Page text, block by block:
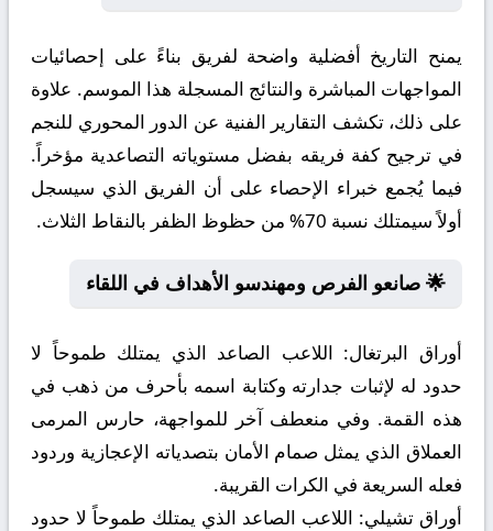
يمنح التاريخ أفضلية واضحة لفريق بناءً على إحصائيات
المواجهات المباشرة والنتائج المسجلة هذا الموسم. علاوة
على ذلك، تكشف التقارير الفنية عن الدور المحوري للنجم
في ترجيح كفة فريقه بفضل مستوياته التصاعدية مؤخراً.
فيما يُجمع خبراء الإحصاء على أن الفريق الذي سيسجل
أولاً سيمتلك نسبة 70% من حظوظ الظفر بالنقاط الثلاث.
🌟 صانعو الفرص ومهندسو الأهداف في اللقاء
أوراق البرتغال: اللاعب الصاعد الذي يمتلك طموحاً لا
حدود له لإثبات جدارته وكتابة اسمه بأحرف من ذهب في
هذه القمة. وفي منعطف آخر للمواجهة، حارس المرمى
العملاق الذي يمثل صمام الأمان بتصدياته الإعجازية وردود
فعله السريعة في الكرات القريبة.
أوراق تشيلي: اللاعب الصاعد الذي يمتلك طموحاً لا حدود